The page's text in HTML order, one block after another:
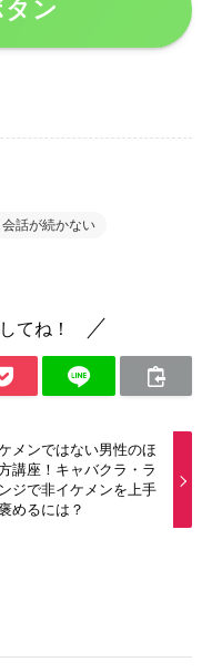
ン
話が続かない
てね！
メンではない男性のほ
講座！キャバクラ・ラ
ジで非イケメンを上手
めるには？